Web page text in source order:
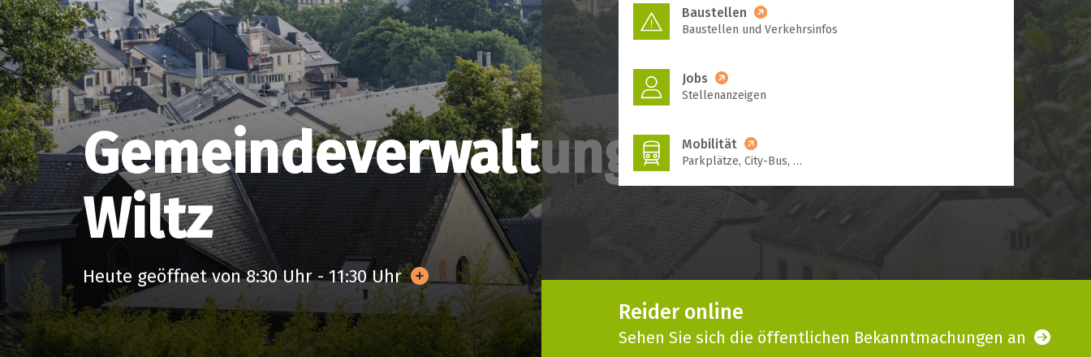
Gemeindeverwaltung
Wiltz
Heute geöffnet von 8:30 Uhr - 11:30 Uhr
Öffnungszeiten des
Biergeramt
Freitag von 8:30 Uhr bis 11:30 Uhr
Baustellen
Baustellen und Verkehrsinfos
Jobs
Stellenanzeigen
Mobilität
Parkplätze, City-Bus, …
Reider online
Sehen Sie sich die öffentlichen Bekanntmachungen an